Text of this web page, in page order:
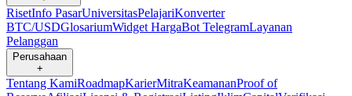
RisetInfo PasarUniversitasPelajariKonverter
BTC/USDGlosariumWidget HargaBot TelegramLayanan
Pelanggan
Perusahaan
+
Tentang KamiRoadmapKarierMitraKeamananProof of